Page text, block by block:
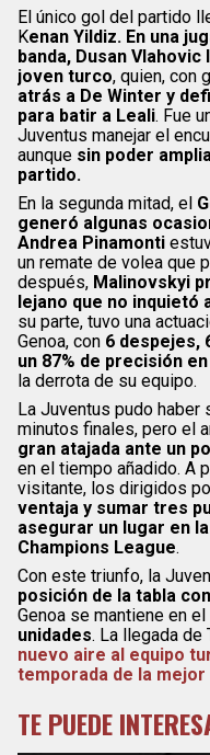
El único gol del partido
Kenan Yildiz. En una
banda, Dusan
joven turco, quien, con
atrás a De Winter y
para batir a Leali. Fue
Juventus manejar el
aunque sin poder
partido.
En la segunda mitad, el
generó algunas
Andrea Pinamonti
un remate de volea que
después, Malinovskyi
lejano que no inquietó
su parte, tuvo una
Genoa, con 6 despejes,
un 87% de precisión
la derrota de su equipo.
La Juventus pudo haber
minutos finales, pero el
gran atajada ante un
en el tiempo añadido. A
visitante, los dirigidos
ventaja y sumar tres
asegurar un lugar en
Champions League.
Con este triunfo, la
posición de la tabla
Genoa se mantiene en el
unidades. La llegada de
nuevo aire al equipo
temporada de la
TE PUEDE